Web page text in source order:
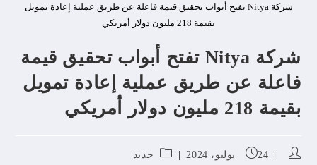
شركة Nitya تفتح أبواب تحقيق قيمة فاعلة عن طريق عملية إعادة تمويل
بقيمة 218 مليون دولار أمريكي
شركة Nitya تفتح أبواب تحقيق قيمة
فاعلة عن طريق عملية إعادة تمويل
بقيمة 218 مليون دولار أمريكي
24 يوليو، 2024 جديد